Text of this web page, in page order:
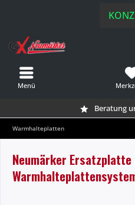
Beratung
Menü
Warmhalteplatten
Neumärker